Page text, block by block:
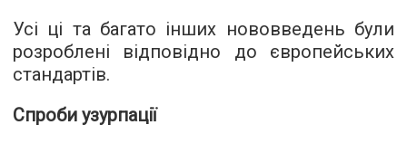
Усі ці та багато інших нововведень були
розроблені відповідно до європейських
стандартів.
Спроби узурпації